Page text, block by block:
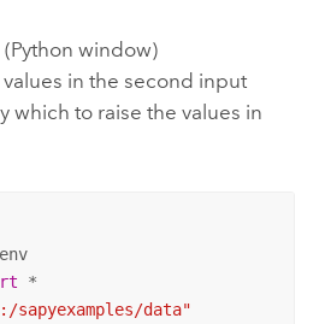
window)
in the second input
which to raise the values in
env
*
sapyexamples/data"